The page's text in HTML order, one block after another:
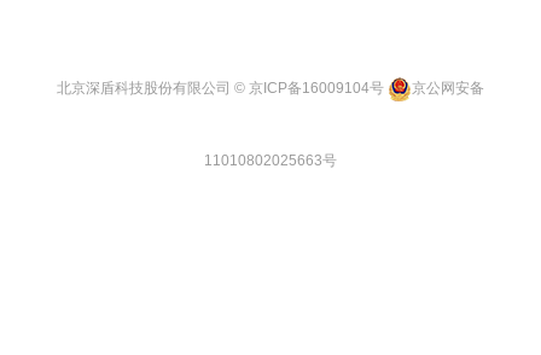
北京深盾科技股份有限公司 © 京ICP备16009104号 京公网安备
11010802025663号